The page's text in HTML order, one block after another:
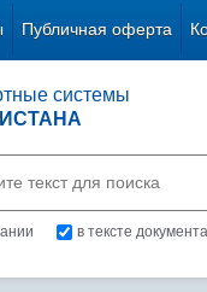
Публичная оферта
системы
в тексте документа